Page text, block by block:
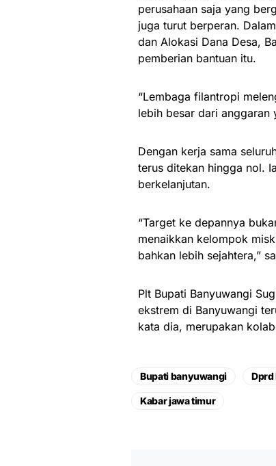
perusahaan saja yang
juga turut berperan.
dan Alokasi Dana Desa,
pemberian bantuan itu.
“Lembaga filantropi
lebih besar dari anggaran
Dengan kerja sama
terus ditekan hingga nol.
berkelanjutan.
“Target ke depannya
menaikkan kelompok
bahkan lebih sejahtera,”
Plt Bupati Banyuwangi
ekstrem di Banyuwangi
kata dia, merupakan
Bupati banyuwangi Dprd
Kabar jawa timur